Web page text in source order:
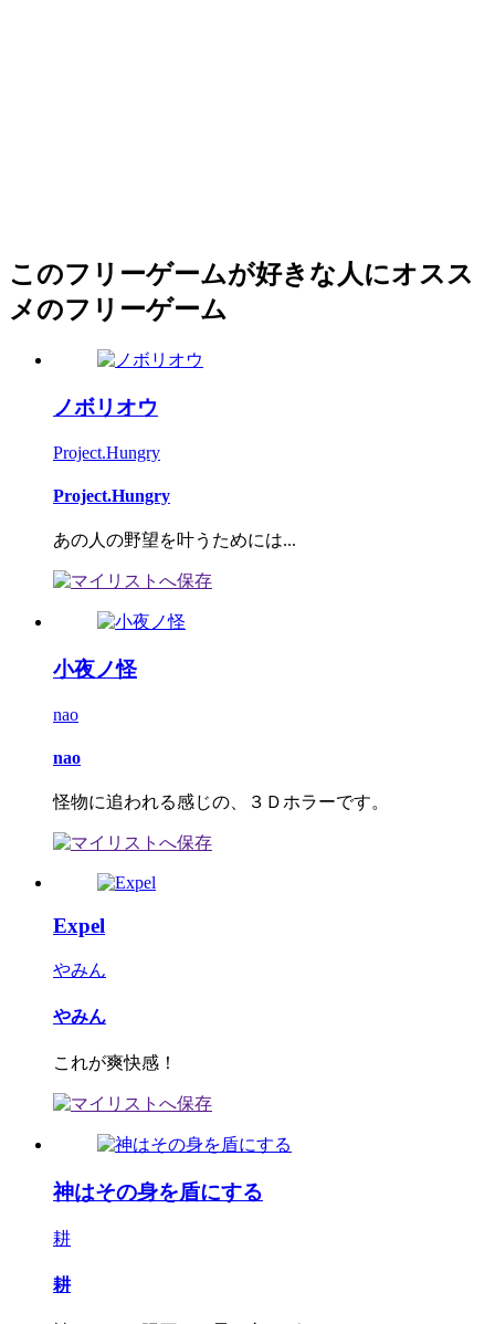
このフリーゲームが好きな人にオスス
メのフリーゲーム
ノボリオウ
Project.Hungry
Project.Hungry
あの人の野望を叶うためには...
小夜ノ怪
nao
nao
怪物に追われる感じの、３Ｄホラーです。
Expel
やみん
やみん
これが爽快感！
神はその身を盾にする
耕
耕